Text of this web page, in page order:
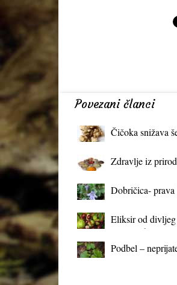
Povezani članci
Čičoka snižava
Zdravlje iz
Dobričica-
Eliksir od
proširenih vena
Podbel –